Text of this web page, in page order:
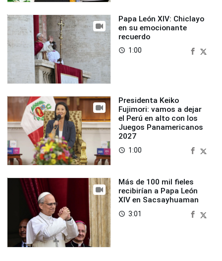
Papa León XIV: Chiclayo
en su emocionante
recuerdo
access_time 1:00
Presidenta Keiko
Fujimori: vamos a dejar
el Perú en alto con los
Juegos Panamericanos
2027
access_time 1:00
Más de 100 mil fieles
recibirían a Papa León
XIV en Sacsayhuaman
access_time 3:01